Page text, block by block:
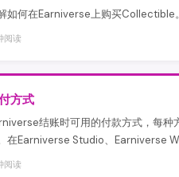
如何在Earniverse上购买Collectible
阅读
方式
结账时可用的付款方式，每
在Earniverse Studio、Earniverse
阅读